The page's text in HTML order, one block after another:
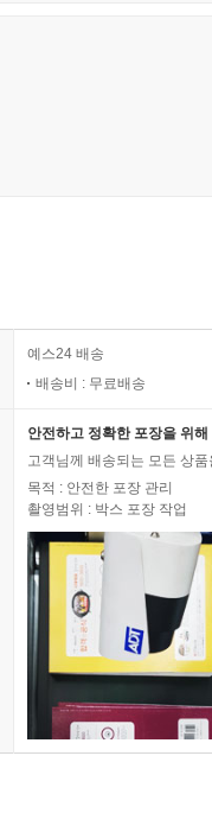
예스24 배송
배송비 : 무료배송
안전하고 정확한 포장을 위
고객님께 배송되는 모든 상
목적 : 안전한 포장 관리
촬영범위 : 박스 포장 작업